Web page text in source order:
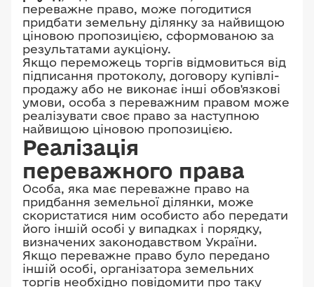
переважне право, може погодитися
придбати земельну ділянку за найвищою
ціновою пропозицією, сформованою за
результатами аукціону.
Якщо переможець торгів відмовиться від
підписання протоколу, договору купівлі-
продажу або не виконає інші обов'язкові
умови, особа з переважним правом може
реалізувати своє право за наступною
найвищою ціновою пропозицією.
Реалізація
переважного права
Особа, яка має переважне право на
придбання земельної ділянки, може
скористатися ним особисто або передати
його іншій особі у випадках і порядку,
визначених законодавством України.
Якщо переважне право було передано
іншій особі, організатора земельних
торгів необхідно повідомити про таку